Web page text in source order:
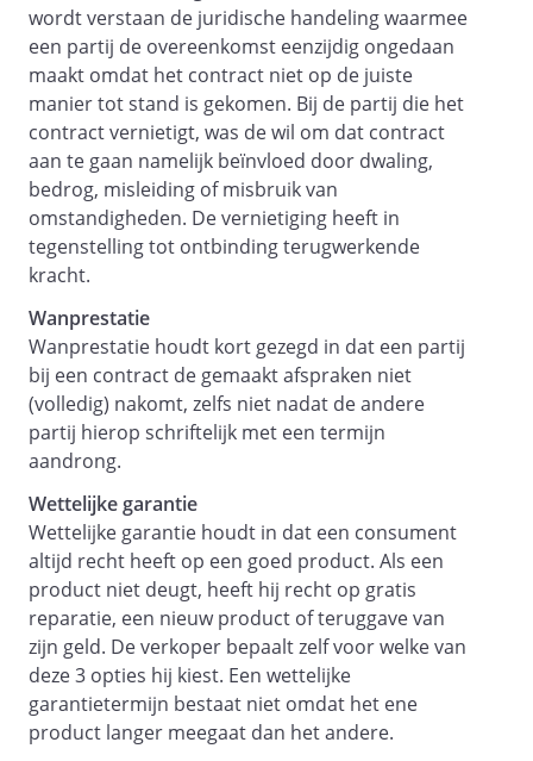
geheimhouding, dan verbeurt
opdrachtgever ten behoeve van
dienstverlener een onmiddellijk
opeisbare boete van €
5.000
voor elke overtreding en daarnaast
een bedrag van €
500
voor elke dag dat die overtreding
voortduurt. Dit is ongeacht of de
overtreding aan opdrachtgever kan
worden toegerekend. Bovendien is er
voor het verbeuren van deze boete
geen voorafgaande ingebrekestelling
of gerechtelijke procedure benodigd.
Ook hoeft er geen sprake te zijn van
enige vorm van schade.
Het verbeuren van de in het eerste lid
van dit artikel bedoelde boete doet
geen afbreuk aan de overige rechten
van dienstverlener waaronder zijn
recht om naast de boete
schadevergoeding te vorderen.
Artikel
27 -
Niet-overname personeel
wordt verstaan de juridische handeling waarmee
een partij de overeenkomst eenzijdig ongedaan
maakt omdat het contract niet op de juiste
manier tot stand is gekomen. Bij de partij die het
contract vernietigt, was de wil om dat contract
aan te gaan namelijk beïnvloed door dwaling,
bedrog, misleiding of misbruik van
omstandigheden. De vernietiging heeft in
tegenstelling tot ontbinding terugwerkende
kracht.
Wanprestatie
Wanprestatie houdt kort gezegd in dat een partij
bij een contract de gemaakt afspraken niet
(volledig) nakomt, zelfs niet nadat de andere
partij hierop schriftelijk met een termijn
aandrong.
Wettelijke garantie
Wettelijke garantie houdt in dat een consument
altijd recht heeft op een goed product. Als een
product niet deugt, heeft hij recht op gratis
reparatie, een nieuw product of teruggave van
zijn geld. De verkoper bepaalt zelf voor welke van
deze 3 opties hij kiest. Een wettelijke
garantietermijn bestaat niet omdat het ene
product langer meegaat dan het andere.